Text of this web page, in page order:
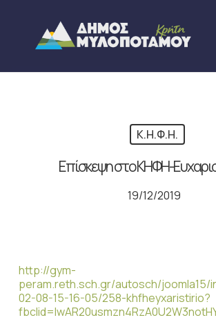
content
Κ.Η.Φ.Η.
Επίσκεψη στο ΚΗΦΗ-
19/12/2019
http://gym-
peram.reth.sch.gr/autosch/joomla15/
02-08-15-16-05/258-khfheyxaristirio?